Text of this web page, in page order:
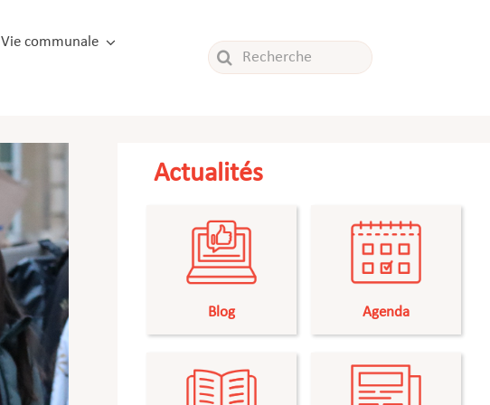
Vie communale
Rechercher:
Actualités
Blog Agenda